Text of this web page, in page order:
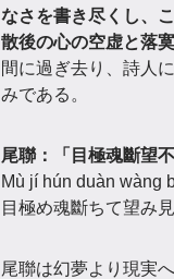
なさを書き尽くし、
散後の心の空虚と落寞
間に過ぎ去り、詩人
みである。
尾聯：「目極魂斷望
Mù jí hún duàn wàng
目極め魂斷ちて望み
尾聯は幻夢より現実